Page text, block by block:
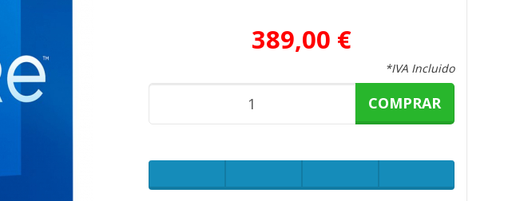
389,00 €
*IVA Incluido
COMPRAR